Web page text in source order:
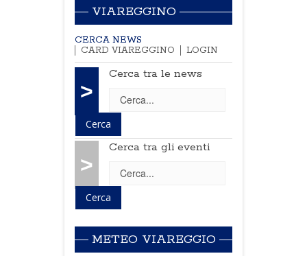
VIAREGGINO
CERCA NEWS
CARD VIAREGGINO
LOGIN
>
Cerca tra le news
>
Cerca tra gli eventi
METEO VIAREGGIO